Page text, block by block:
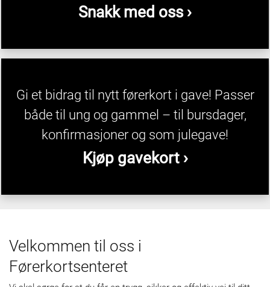
Snakk med oss ›
Gi et bidrag til nytt førerkort i gave! Passer
både til ung og gammel – til bursdager,
konfirmasjoner og som julegave!
Kjøp gavekort ›
Velkommen til oss i
Førerkortsenteret